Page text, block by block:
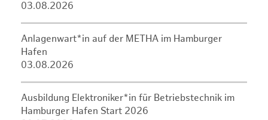
03.08.2026
Anlagenwart*in auf der METHA im Hamburger
Hafen
03.08.2026
Ausbildung Elektroniker*in für Betriebstechnik im
Hamburger Hafen Start 2026